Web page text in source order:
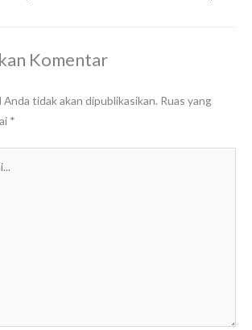
Komentar
Anda tidak akan dipublikasikan. Ruas yang
*